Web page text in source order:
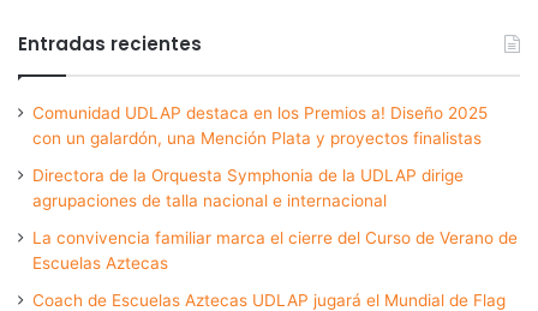
Entradas recientes
Comunidad UDLAP destaca en los Premios a! Diseño 2025
con un galardón, una Mención Plata y proyectos finalistas
Directora de la Orquesta Symphonia de la UDLAP dirige
agrupaciones de talla nacional e internacional
La convivencia familiar marca el cierre del Curso de Verano de
Escuelas Aztecas
Coach de Escuelas Aztecas UDLAP jugará el Mundial de Flag